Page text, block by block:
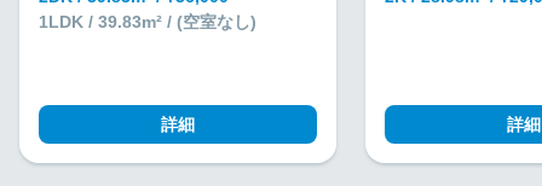
1LDK / 39.83m² / (空室なし)
詳細 詳細